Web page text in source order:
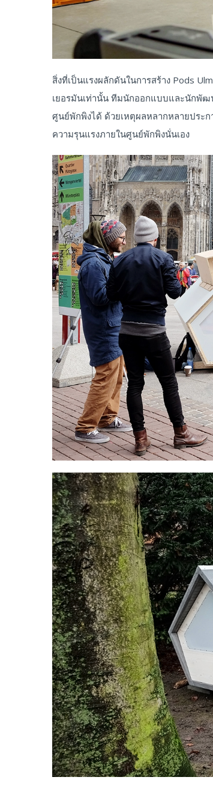
สิ่งที่เป็นแรงผลักดันในการสร้าง Pods
เยอรมันเท่านั้น ทีมนักออกแบบและนักพัฒ
ศูนย์พักพิงได้ ด้วยเหตุผลหลากหลายประ
ความรุนแรงภายในศูนย์พักพิงนั่นเอง